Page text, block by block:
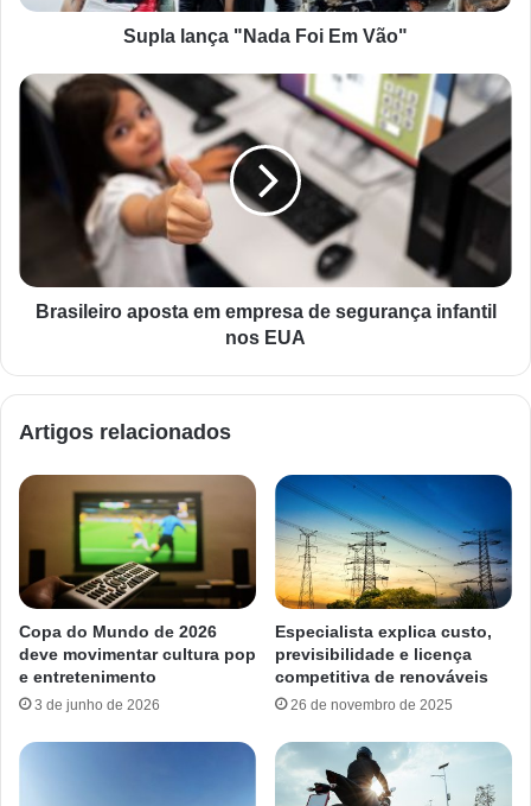
Supla lança "Nada Foi Em Vão"
Brasileiro aposta em empresa de segurança infantil
nos EUA
Artigos relacionados
Copa do Mundo de 2026
deve movimentar cultura pop
e entretenimento
3 de junho de 2026
Especialista explica custo,
previsibilidade e licença
competitiva de renováveis
26 de novembro de 2025